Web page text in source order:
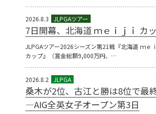
2026.8.3
7日開幕、北海道 ｍｅｉｊｉ カ
JLPGAツアー2026シーズン第21戦『北海道 ｍｅ
カップ』（賞金総額9,000万円、…
2026.8.2
桑木が2位、古江と勝は8位で最
―AIG全英女子オープン第3日